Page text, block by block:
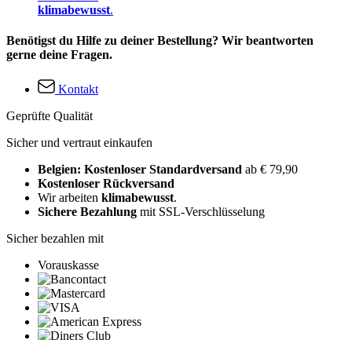
klimabewusst.
Benötigst du Hilfe zu deiner Bestellung? Wir beantworten
gerne deine Fragen.
Kontakt
Geprüfte Qualität
Sicher und vertraut einkaufen
Belgien: Kostenloser Standardversand ab € 79,90
Kostenloser Rückversand
Wir arbeiten klimabewusst.
Sichere Bezahlung mit SSL-Verschlüsselung
Sicher bezahlen mit
Vorauskasse